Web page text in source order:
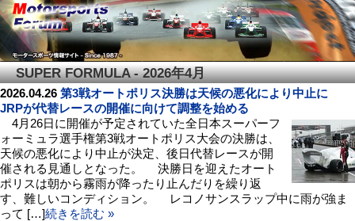
SUPER FORMULA - 2026年4月
2026.04.26 第3戦オートポリス決勝は天候の悪化により中止に
JRPが代替レースの開催に向けて調整を始める
4月26日に開催が予定されていた全日本スーパーフ
ォーミュラ選手権第3戦オートポリス大会の決勝は、
天候の悪化により中止が決定、後日代替レースが開
催される見通しとなった。 決勝日を迎えたオート
ポリスは朝から霧雨が降ったり止んだりを繰り返
す、難しいコンディション。 レコノサンスラップ中に雨が強ま
って […]続きを読む »